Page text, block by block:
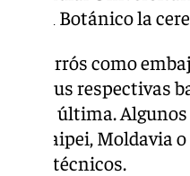
Jardín Botánico la
Caparrós como
con sus respectivas
la última.
Taipei, Moldavia
y 36 técnicos.